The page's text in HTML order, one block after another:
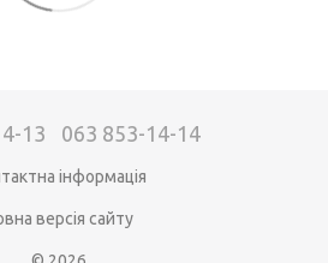
13 063 853-14-14
інформація
версія сайту